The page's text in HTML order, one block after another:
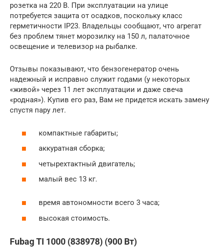
розетка на 220 В. При эксплуатации на улице
потребуется защита от осадков, поскольку класс
герметичности IP23. Владельцы сообщают, что агрегат
без проблем тянет морозилку на 150 л, палаточное
освещение и телевизор на рыбалке.
Отзывы показывают, что бензогенератор очень
надежный и исправно служит годами (у некоторых
«живой» через 11 лет эксплуатации и даже свеча
«родная»). Купив его раз, Вам не придется искать замену
спустя пару лет.
компактные габариты;
аккуратная сборка;
четырехтактный двигатель;
малый вес 13 кг.
время автономности всего 3 часа;
высокая стоимость.
Fubag TI 1000 (838978) (900 Вт)